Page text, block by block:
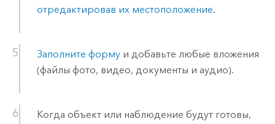
отредактировав их местоположение.
Заполните формуи добавьте любые вложения
(файлы фото, видео, документы и аудио).
Когда объект или наблюдение будут готовы,